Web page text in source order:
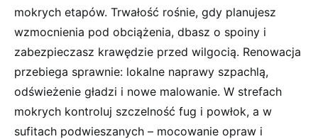
mokrych etapów. Trwałość rośnie, gdy planujesz
wzmocnienia pod obciążenia, dbasz o spoiny i
zabezpieczasz krawędzie przed wilgocią. Renowacja
przebiega sprawnie: lokalne naprawy szpachlą,
odświeżenie gładzi i nowe malowanie. W strefach
mokrych kontroluj szczelność fug i powłok, a w
sufitach podwieszanych – mocowanie opraw i